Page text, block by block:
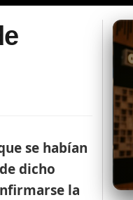
se habían
dicho
la